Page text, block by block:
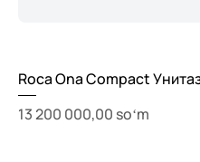
Roca Ona Compact
Price
13 200 000,00 soʻm